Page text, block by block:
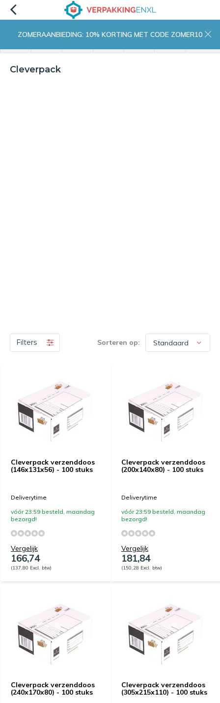
ZOMERAANBIEDING: 10% KORTING MET CODE ZOMER10
Cleverpack
Filters Sorteren op:
Cleverpack verzenddoos
(146x131x56) - 100 stuks
Deliverytime
vóór 23:59 besteld, maandag
bezorgd!
Vergelijk
166,74
(137,80 Excl. btw)
Cleverpack verzenddoos
(200x140x80) - 100 stuks
Deliverytime
vóór 23:59 besteld, maandag
bezorgd!
Vergelijk
181,84
(150,28 Excl. btw)
Cleverpack verzenddoos
(240x170x80) - 100 stuks
Cleverpack verzenddoos
(305x215x110) - 100 stuks